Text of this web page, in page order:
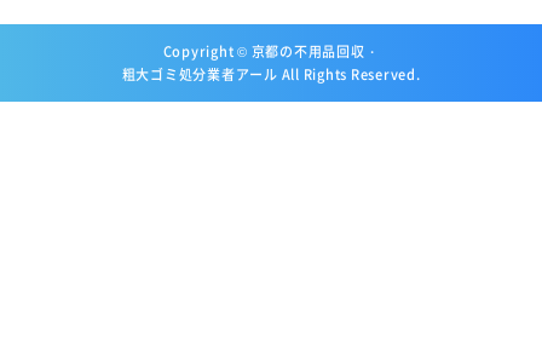
Copyright © 京都の不用品回収・
粗大ゴミ処分業者アール All Rights Reserved.